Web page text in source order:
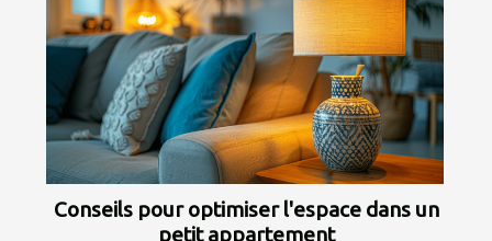
Conseils pour optimiser l'espace dans un
petit appartement